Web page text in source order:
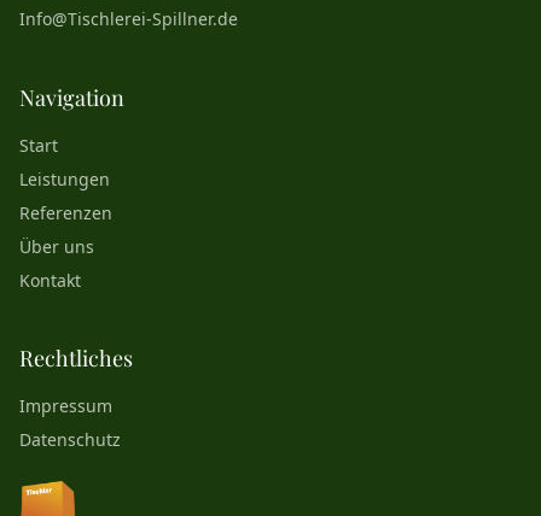
Info@Tischlerei-Spillner.de
Navigation
Start
Leistungen
Referenzen
Über uns
Kontakt
Rechtliches
Impressum
Datenschutz